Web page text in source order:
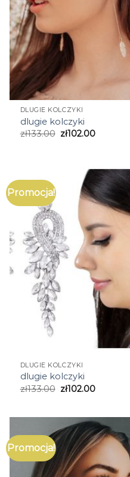
DLUGIE KOLCZYKI
dlugie kolczyki
zł133.00 zł102.00
Promocja!
DLUGIE KOLCZYKI
dlugie kolczyki
zł133.00 zł102.00
Promocja!